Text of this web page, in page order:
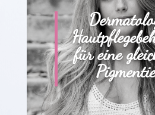
für eine